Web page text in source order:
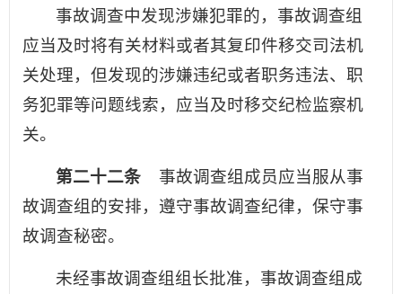
事故调查中发现涉嫌犯罪的，事故调查组
应当及时将有关材料或者其复印件移交司法机
关处理，但发现的涉嫌违纪或者职务违法、职
务犯罪等问题线索，应当及时移交纪检监察机
关。
第二十二条 事故调查组成员应当服从事
故调查组的安排，遵守事故调查纪律，保守事
故调查秘密。
未经事故调查组组长批准，事故调查组成